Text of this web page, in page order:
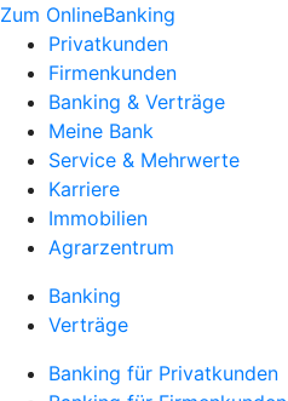
Zum OnlineBanking
Privatkunden
Firmenkunden
Banking & Verträge
Meine Bank
Service & Mehrwerte
Karriere
Immobilien
Agrarzentrum
Banking
Verträge
Banking für Privatkunden